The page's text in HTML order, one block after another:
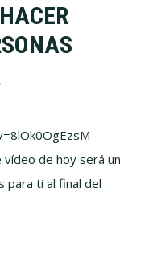
vídeo de hoy será un
para ti al final del